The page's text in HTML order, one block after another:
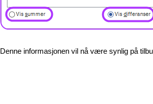
Denne informasjonen vil nå være synlig på